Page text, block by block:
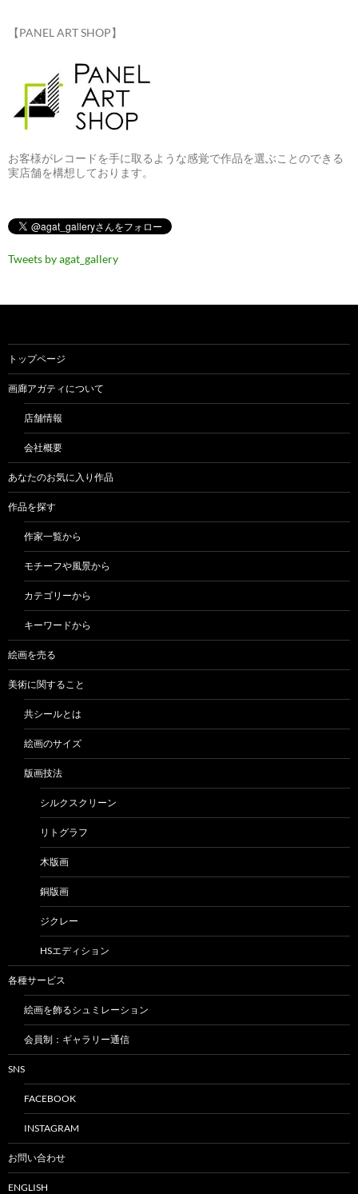
【PANEL ART SHOP】
お客様がレコードを手に取るような感覚で作品を選ぶことのできる
実店舗を構想しております。
Tweets by agat_gallery
トップページ
画廊アガティについて
店舗情報
会社概要
あなたのお気に入り作品
作品を探す
作家一覧から
モチーフや風景から
カテゴリーから
キーワードから
絵画を売る
美術に関すること
共シールとは
絵画のサイズ
版画技法
シルクスクリーン
リトグラフ
木版画
銅版画
ジクレー
HSエディション
各種サービス
絵画を飾るシュミレーション
会員制：ギャラリー通信
SNS
FACEBOOK
INSTAGRAM
お問い合わせ
ENGLISH